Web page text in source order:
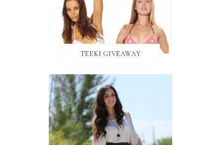
TEEKI GIVEAWAY